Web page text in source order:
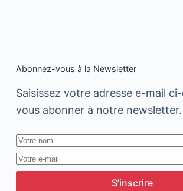
Abonnez-vous à la Newsletter
Saisissez votre adresse e-mail
vous abonner à notre newsletter.
S’inscrire